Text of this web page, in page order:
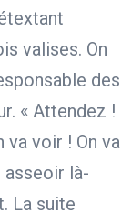
valises. On
des
« Attendez !
va voir ! On va
asseoir là-
La suite